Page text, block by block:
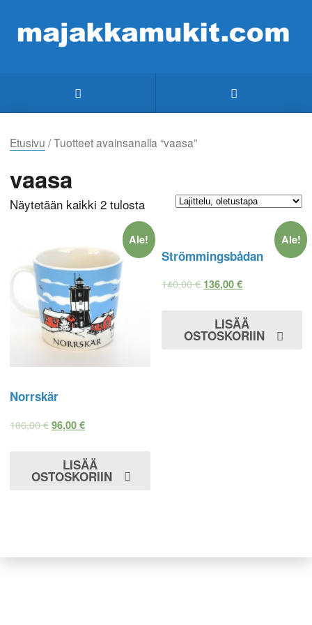
Etusivu / Tuotteet avainsanalla “vaasa”
vaasa
Näytetään kaikki 2 tulosta
Ale!
Norrskär
106,00€ 96,00 €
LISÄÄ
OSTOSKORIIN
Ale!
Strömmingsbådan
140,00€ 136,00€
LISÄÄ
OSTOSKORIIN